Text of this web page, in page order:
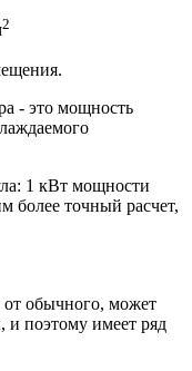
2
- это мощность
1 кВт мощности
более точный расчет,
обычного, может
и поэтому имеет ряд